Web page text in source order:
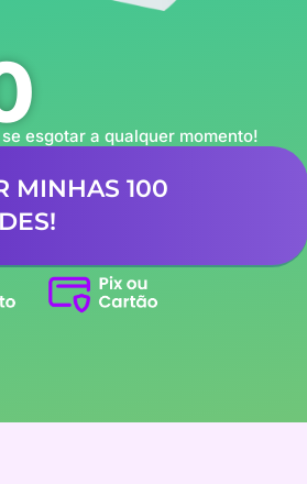
esgotar a qualquer momento!
MINHAS 100